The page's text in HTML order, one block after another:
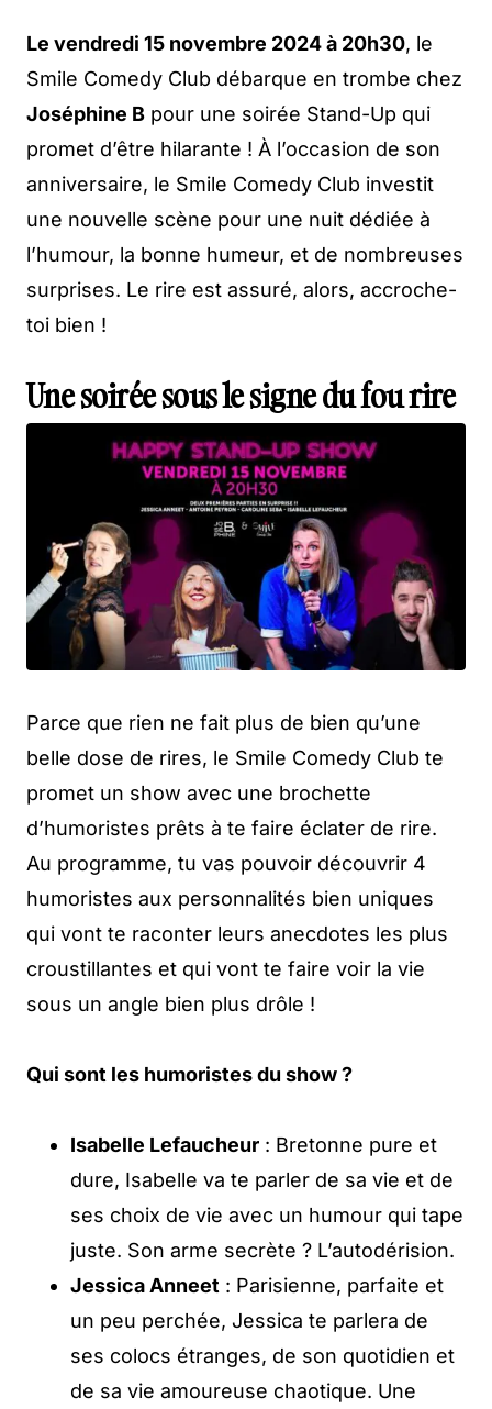
Le vendredi 15 novembre 2024 à 20h30, le
Smile Comedy Club débarque en trombe chez
Joséphine B pour une soirée Stand-Up qui
promet d’être hilarante ! À l’occasion de son
anniversaire, le Smile Comedy Club investit
une nouvelle scène pour une nuit dédiée à
l’humour, la bonne humeur, et de nombreuses
surprises. Le rire est assuré, alors, accroche-
toi bien !
Une soirée sous le signe du fou rire
Parce que rien ne fait plus de bien qu’une
belle dose de rires, le Smile Comedy Club te
promet un show avec une brochette
d’humoristes prêts à te faire éclater de rire.
Au programme, tu vas pouvoir découvrir 4
humoristes aux personnalités bien uniques
qui vont te raconter leurs anecdotes les plus
croustillantes et qui vont te faire voir la vie
sous un angle bien plus drôle !
Qui sont les humoristes du show ?
Isabelle Lefaucheur : Bretonne pure et
dure, Isabelle va te parler de sa vie et de
ses choix de vie avec un humour qui tape
juste. Son arme secrète ? L’autodérision.
Jessica Anneet : Parisienne, parfaite et
un peu perchée, Jessica te parlera de
ses colocs étranges, de son quotidien et
de sa vie amoureuse chaotique. Une